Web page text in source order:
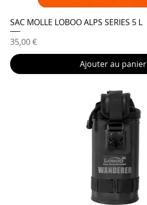
SAC MOLLE LOBOO ALPS SERIES 5 L
Prix
35,00 €
Ajouter au panier